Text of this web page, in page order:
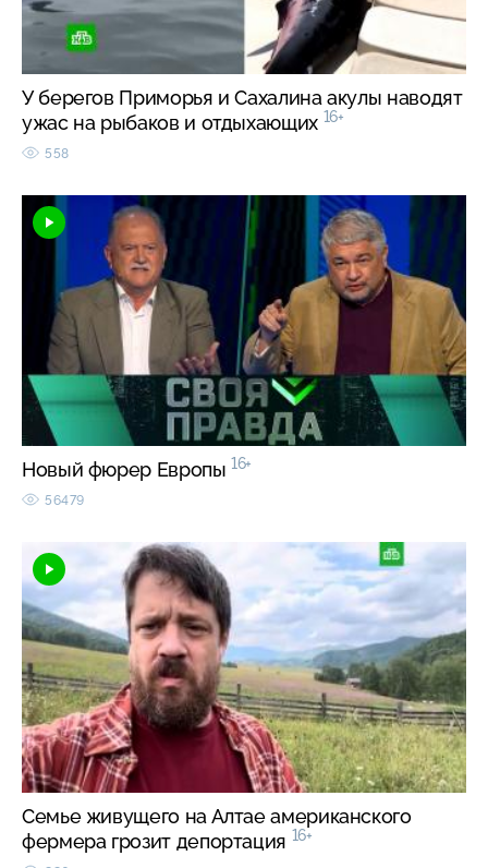
У берегов Приморья и Сахалина акулы наводят
ужас на рыбаков и отдыхающих 16+
558
Новый фюрер Европы 16+
56479
Семье живущего на Алтае американского
фермера грозит депортация 16+